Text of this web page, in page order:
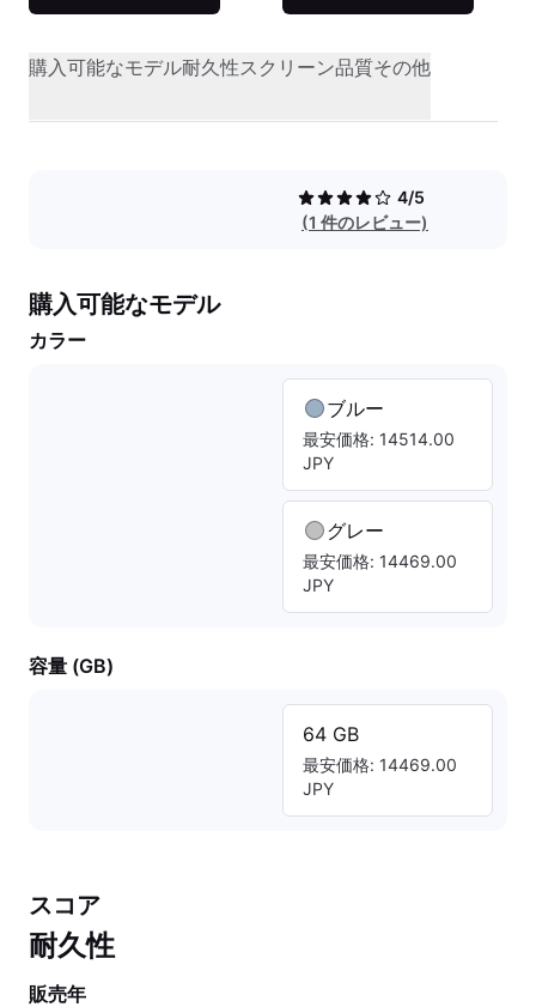
購入可能なモデル耐久性スクリーン品質その他
4/5
(1 件のレビュー)
購入可能なモデル
カラー
ブルー
最安価格: 14514.00
JPY
グレー
最安価格: 14469.00
JPY
容量 (GB)
64 GB
最安価格: 14469.00
JPY
スコア
耐久性
販売年